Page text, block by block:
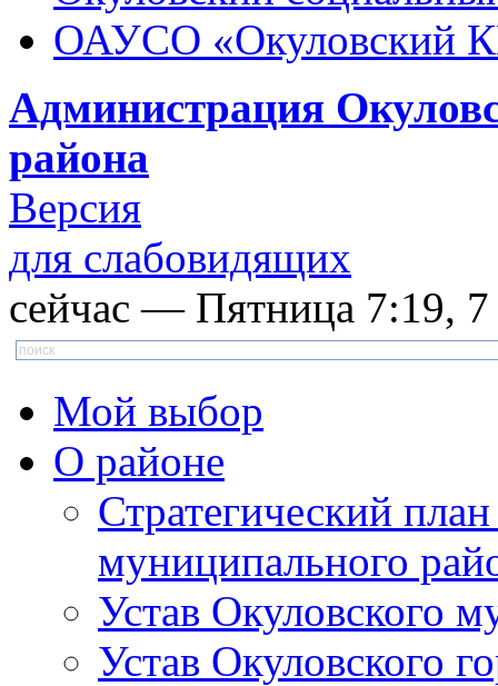
ОАУСО «Окуловский
Администрация
района
Версия
для слабовидящих
сейчас — Пятница 7:19, 7
Мой выбор
О районе
Стратегический
муниципального
Устав Окуловского
Устав Окуловского